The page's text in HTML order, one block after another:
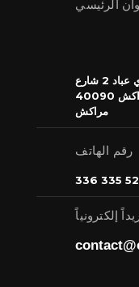
الرئيسي
يوروبيلز رقم 219 سيدي عباد 2 شارع
المشعر الحرام 40090 مراكش 40090
مراكش
رقم الهاتف
إلكترونياً